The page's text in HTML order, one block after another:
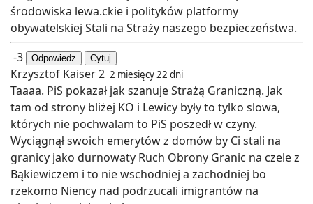
środowiska lewa.ckie i polityków platformy
obywatelskiej Stali na Straży naszego bezpieczeństwa.
-3
Odpowiedz Cytuj
Krzysztof Kaiser 2 2 miesięcy 22 dni
Taaaa. PiS pokazał jak szanuje Strażą Graniczną. Jak
tam od strony bliżej KO i Lewicy były to tylko slowa,
których nie pochwalam to PiS poszedł w czyny.
Wyciągnął swoich emerytów z domów by Ci stali na
granicy jako durnowaty Ruch Obrony Granic na czele z
Bąkiewiczem i to nie wschodniej a zachodniej bo
rzekomo Niency nad podrzucali imigrantów na